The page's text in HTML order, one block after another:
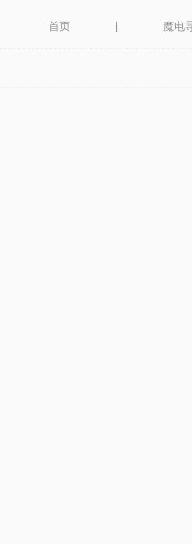
首页 魔电